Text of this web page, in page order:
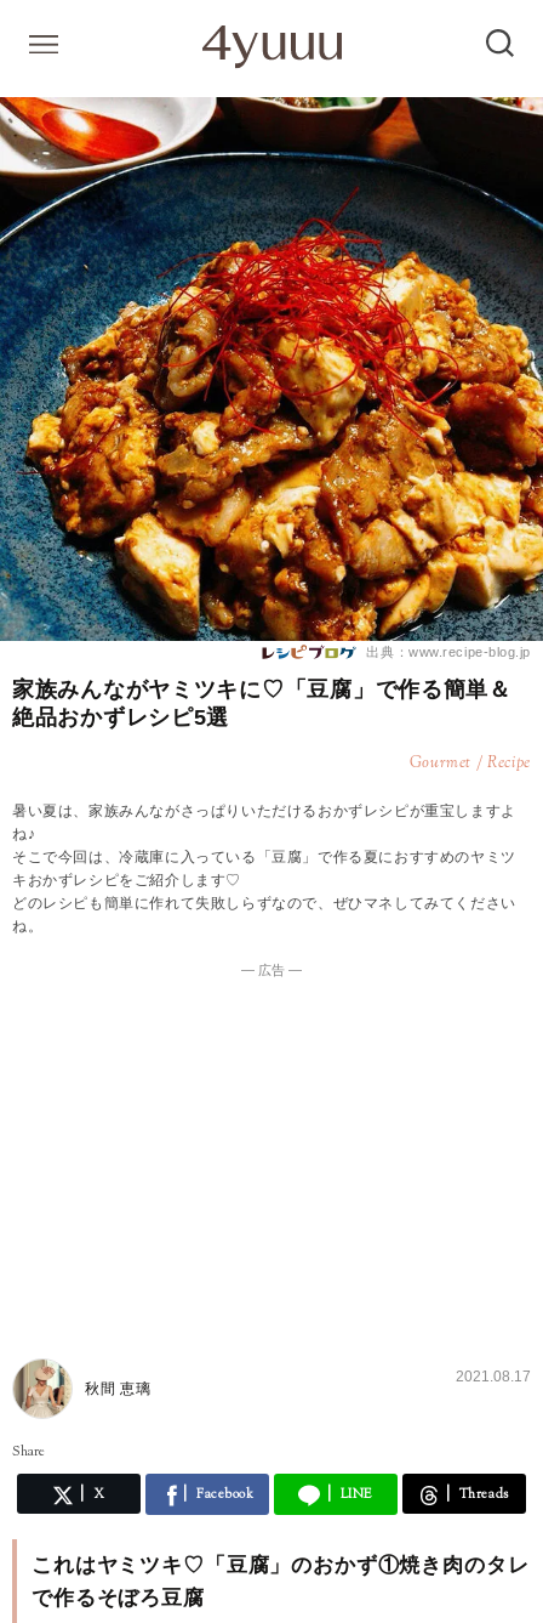
出典：www.recipe-blog.jp
家族みんながヤミツキに♡「豆腐」で作る簡単＆
絶品おかずレシピ5選
Gourmet / Recipe
暑い夏は、家族みんながさっぱりいただけるおかずレシピが重宝しますよ
ね♪
そこで今回は、冷蔵庫に入っている「豆腐」で作る夏におすすめのヤミツ
キおかずレシピをご紹介します♡
どのレシピも簡単に作れて失敗しらずなので、ぜひマネしてみてください
ね。
― 広告 ―
秋間 恵璃
2021.08.17
Share
X Facebook LINE Threads
これはヤミツキ♡「豆腐」のおかず①焼き肉のタレ
で作るそぼろ豆腐